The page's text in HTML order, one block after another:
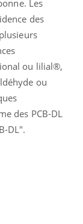
Les
des
ou lilial®,
ou
des PCB-DL
DL".